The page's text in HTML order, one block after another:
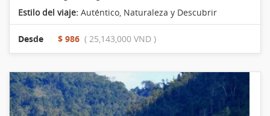
Estilo del viaje: Auténtico Naturaleza y Descubrir
Desde $ 986 ( 25,143,000 VND )